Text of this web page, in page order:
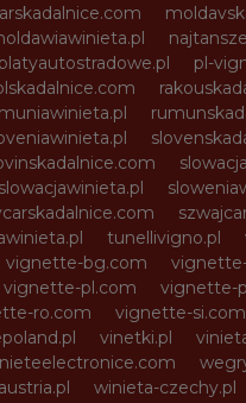
pl-
slowacjawinieta.pl
tunellivigno.pl
vignette-bg.com
vignette-pl.com
vignette-
ro.com
vignette-si.com
vinetki.pl
winieta-czechy.pl